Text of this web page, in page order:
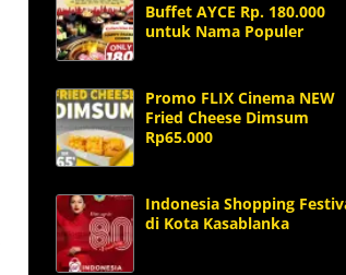
Buffet AYCE Rp. 180.000
untuk Nama Populer
Promo FLIX Cinema NEW
Fried Cheese Dimsum
Rp65.000
Indonesia Shopping
di Kota Kasablanka